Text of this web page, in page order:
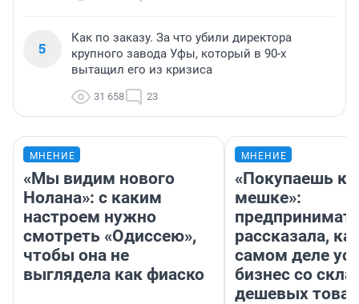
5
Как по заказу. За что убили директора
крупного завода Уфы, который в 90-х
вытащил его из кризиса
31 658 23
МНЕНИЕ
«Мы видим нового
Нолана»: с каким
настроем нужно
смотреть «Одиссею»,
чтобы она не
выглядела как фиаско
МНЕНИЕ
«Покупаешь
мешке»:
рассказала,
самом деле
бизнес со
дешевых